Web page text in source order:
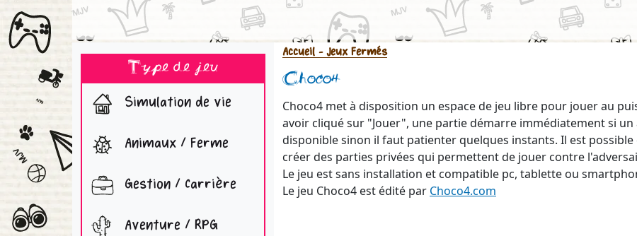
Type de jeu
Simulation de vie
Animaux / Ferme
Gestion / Carrière
Aventure / RPG
Accueil - Jeux Fermés
Choco4
Choco4 met à disposition un espace de jeu libre pour jouer au
avoir cliqué sur "Jouer", une partie démarre immédiatement si un
disponible sinon il faut patienter quelques instants. Il est possible
créer des parties privées qui permettent de jouer contre
Le jeu est sans installation et compatible pc, tablette ou
Le jeu Choco4 est édité par Choco4.com